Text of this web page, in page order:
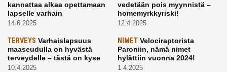
kannattaa alkaa opettamaan
lapselle varhain
14.6.2025
vedetään pois myynnistä –
homemyrkkyriski!
12.4.2025
TERVEYS Varhaislapsuus
maaseudulla on hyvästä
terveydelle – tästä on kyse
10.4.2025
NIMETVelociraptorista
Paroniin, nämä nimet
hylättiin vuonna 2024!
1.4.2025